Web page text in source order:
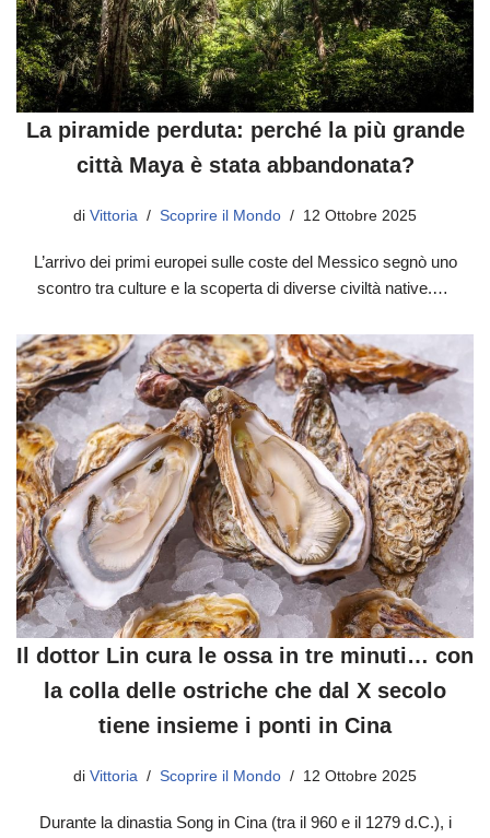
La piramide perduta: perché la più grande
città Maya è stata abbandonata?
di Vittoria Scoprire il Mondo 12 Ottobre 2025
L’arrivo dei primi europei sulle coste del Messico segnò uno
scontro tra culture e la scoperta di diverse civiltà native.…
Il dottor Lin cura le ossa in tre minuti… con
la colla delle ostriche che dal X secolo
tiene insieme i ponti in Cina
di Vittoria Scoprire il Mondo 12 Ottobre 2025
Durante la dinastia Song in Cina (tra il 960 e il 1279 d.C.), i